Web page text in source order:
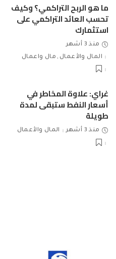
ما هو الربح التراكمي؟ وكيف
تحسب العائد التراكمي على
استثمارك
منذ 3 أشهر
المال والأعمال
مال واعمال
غراي: علاوة المخاطر في
أسعار النفط ستبقى لمدة
طويلة
منذ 3 أشهر المال والأعمال